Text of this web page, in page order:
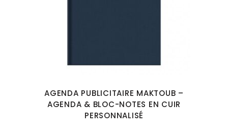
AGENDA PUBLICITAIRE MAKTOUB –
AGENDA & BLOC-NOTES EN CUIR
PERSONNALISÉ